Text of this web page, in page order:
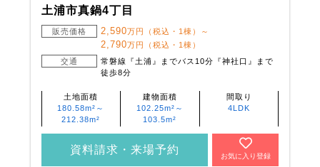
土浦市真鍋4丁目
販売価格 2,590万円（税込・1棟）～
2,790万円（税込・1棟）
交通
常磐線『土浦』までバス10分『神社口』まで
徒歩8分
土地面積
180.58m²～
212.38m²
建物面積
102.25m²～
103.5m²
間取り
4LDK
資料請求・来場予約
お気に入り登録